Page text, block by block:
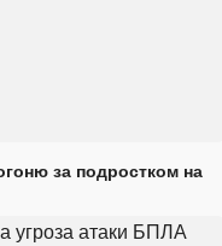
за подростком на